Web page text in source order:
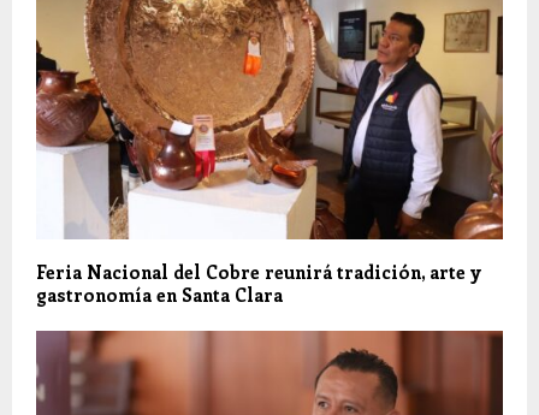
Feria Nacional del Cobre reunirá tradición, arte y
gastronomía en Santa Clara